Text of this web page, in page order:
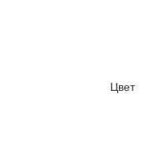
Цвет